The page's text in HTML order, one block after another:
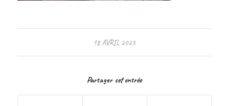
18 AVRIL 2023
Partager cet entrée